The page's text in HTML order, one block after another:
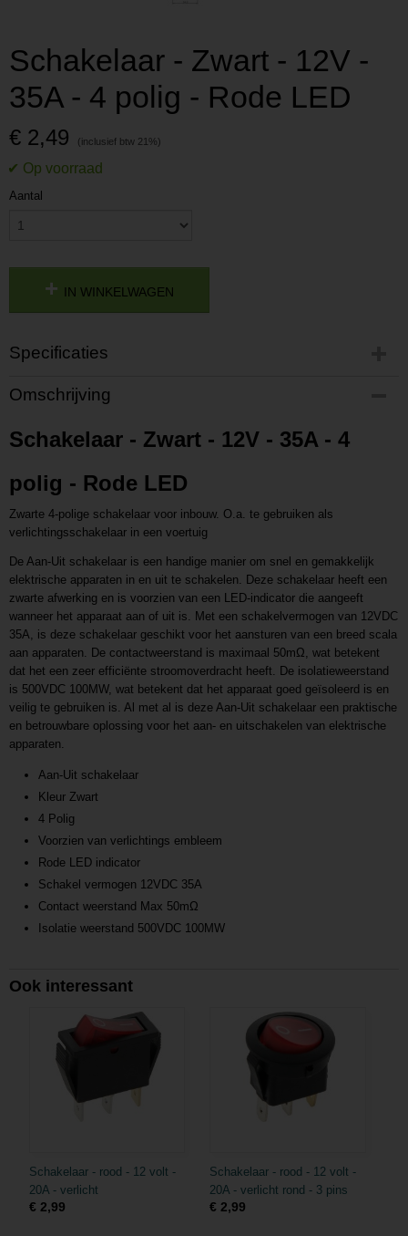
Schakelaar - Zwart - 12V -
35A - 4 polig - Rode LED
€ 2,49
Aantal
IN WINKELWAGEN
Specificaties
Productcode
P201701031708
L201701031708
Omschrijving
Schakelaar - Zwart - 12V - 35A - 4
polig - Rode LED
Zwarte 4-polige schakelaar voor inbouw. O.a. te gebruiken als
verlichtingsschakelaar in een voertuig
De Aan-Uit schakelaar is een handige manier om snel en gemakkelijk
elektrische apparaten in en uit te schakelen. Deze schakelaar heeft een
zwarte afwerking en is voorzien van een LED-indicator die aangeeft
wanneer het apparaat aan of uit is. Met een schakelvermogen van 12VDC
35A, is deze schakelaar geschikt voor het aansturen van een breed scala
aan apparaten. De contactweerstand is maximaal 50mΩ, wat betekent
dat het een zeer efficiënte stroomoverdracht heeft. De isolatieweerstand
is 500VDC 100MW, wat betekent dat het apparaat goed geïsoleerd is en
veilig te gebruiken is. Al met al is deze Aan-Uit schakelaar een praktische
en betrouwbare oplossing voor het aan- en uitschakelen van elektrische
apparaten.
Aan-Uit schakelaar
Kleur Zwart
4 Polig
Voorzien van verlichtings embleem
Rode LED indicator
Schakel vermogen 12VDC 35A
Contact weerstand Max 50mΩ
Isolatie weerstand 500VDC 100MW
Ook interessant
Schakelaar - rood - 12 volt -
20A - verlicht
€ 2,99
Schakelaar - rood - 12 volt -
20A - verlicht rond - 3 pins
€ 2,99